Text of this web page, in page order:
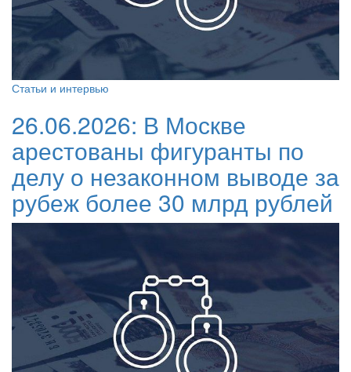
Статьи и интервью
26.06.2026: В Москве
арестованы фигуранты по
делу о незаконном выводе за
рубеж более 30 млрд рублей